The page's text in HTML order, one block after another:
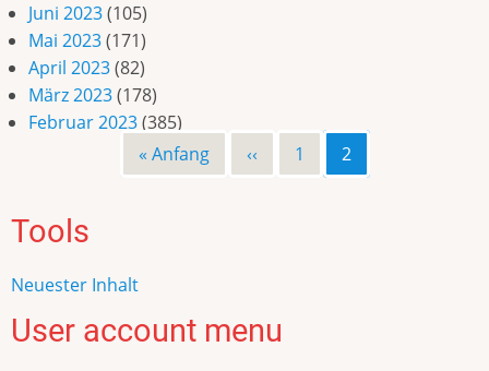
Juni 2023(105)
Mai 2023(171)
April 2023(82)
März 2023(178)
Februar 2023(385)
Seitennummerierung
Erste
Seite
« Anfang
Vorherige
Seite
‹‹ Page
1 Page
2
Tools
Neuester Inhalt
User account menu